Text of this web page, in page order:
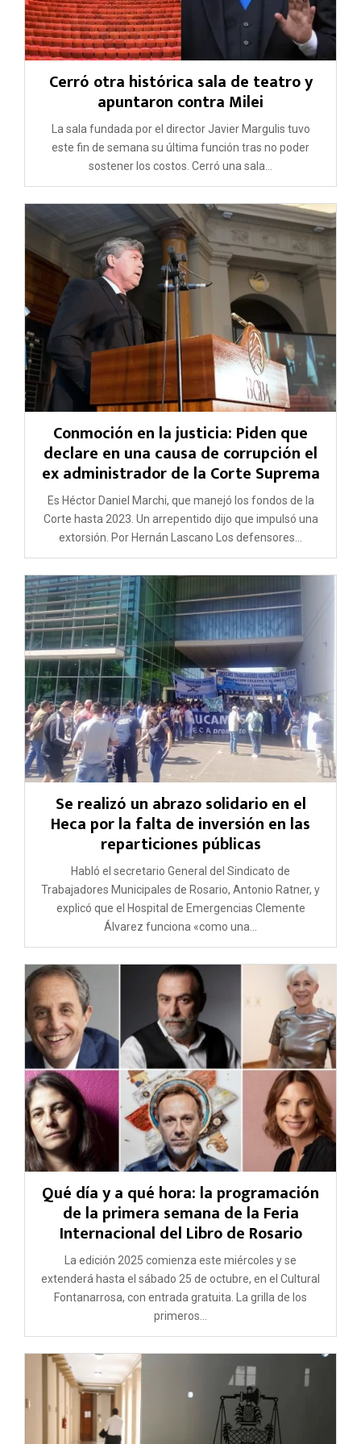
Cerró otra histórica sala de teatro y
apuntaron contra Milei
La sala fundada por el director Javier Margulis tuvo
este fin de semana su última función tras no poder
sostener los costos. Cerró una sala...
Conmoción en la justicia: Piden que
declare en una causa de corrupción el
ex administrador de la Corte Suprema
Es Héctor Daniel Marchi, que manejó los fondos de la
Corte hasta 2023. Un arrepentido dijo que impulsó una
extorsión. Por Hernán Lascano Los defensores...
Se realizó un abrazo solidario en el
Heca por la falta de inversión en las
reparticiones públicas
Habló el secretario General del Sindicato de
Trabajadores Municipales de Rosario, Antonio Ratner, y
explicó que el Hospital de Emergencias Clemente
Álvarez funciona «como una...
Qué día y a qué hora: la programación
de la primera semana de la Feria
Internacional del Libro de Rosario
La edición 2025 comienza este miércoles y se
extenderá hasta el sábado 25 de octubre, en el Cultural
Fontanarrosa, con entrada gratuita. La grilla de los
primeros...